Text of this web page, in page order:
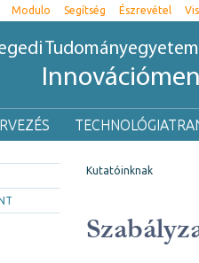
Modulo Segítség Észrevétel
Tudományegyetem
Kutatóinknak